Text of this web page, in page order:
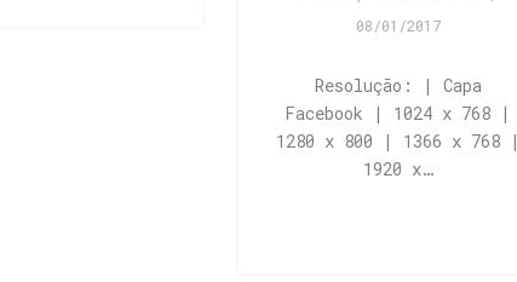
08/01/2017
Resolução: | Capa
Facebook | 1024 x 768 |
1280 x 800 | 1366 x 768 |
1920 x…